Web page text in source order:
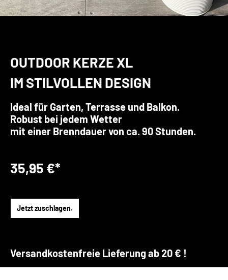
OUTDOOR KERZE XL
IM STILVOLLEN DESIGN
Ideal für Garten, Terrasse und Balkon.
Robust bei jedem Wetter
mit einer Brenndauer von ca. 90 Stunden.
35,95 €*
Jetzt zuschlagen.
Versandkostenfreie Lieferung ab 20 € !